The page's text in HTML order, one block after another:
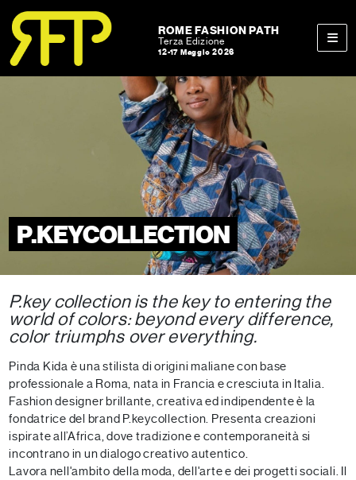
Skip to content
Skip to footer
ROME FASHION PATH
Terza Edizione
12-17 Maggio 2026
P.KEYCOLLECTION
P.key collection is the key to entering the
world of colors: beyond every difference,
color triumphs over everything.
Pinda Kida è una stilista di origini maliane con base
professionale a Roma, nata in Francia e cresciuta in Italia.
Fashion designer brillante, creativa ed indipendente è la
fondatrice del brand P.keycollection. Presenta creazioni
ispirate all’Africa, dove tradizione e contemporaneità si
incontrano in un dialogo creativo autentico.
Lavora nell'ambito della moda, dell'arte e dei progetti sociali. Il